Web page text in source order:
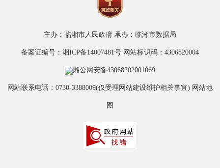
主办：临湘市人民政府 承办：临湘市数据局
备案证编号：湘ICP备14007481号 网站标识码：4306820004
湘公网安备43068202001069
网站联系电话：0730-3388009(仅受理网站建设维护相关事宜) 网站地
图